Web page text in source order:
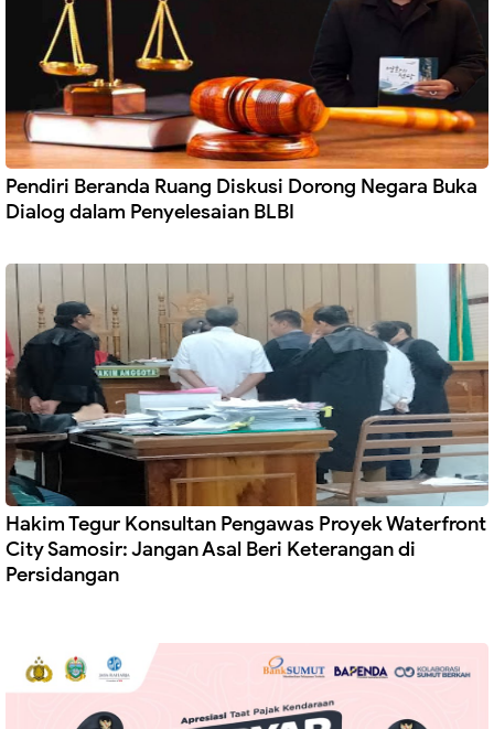
Pendiri Beranda Ruang Diskusi Dorong Negara Buka
Dialog dalam Penyelesaian BLBI
Hakim Tegur Konsultan Pengawas Proyek Waterfront
City Samosir: Jangan Asal Beri Keterangan di
Persidangan